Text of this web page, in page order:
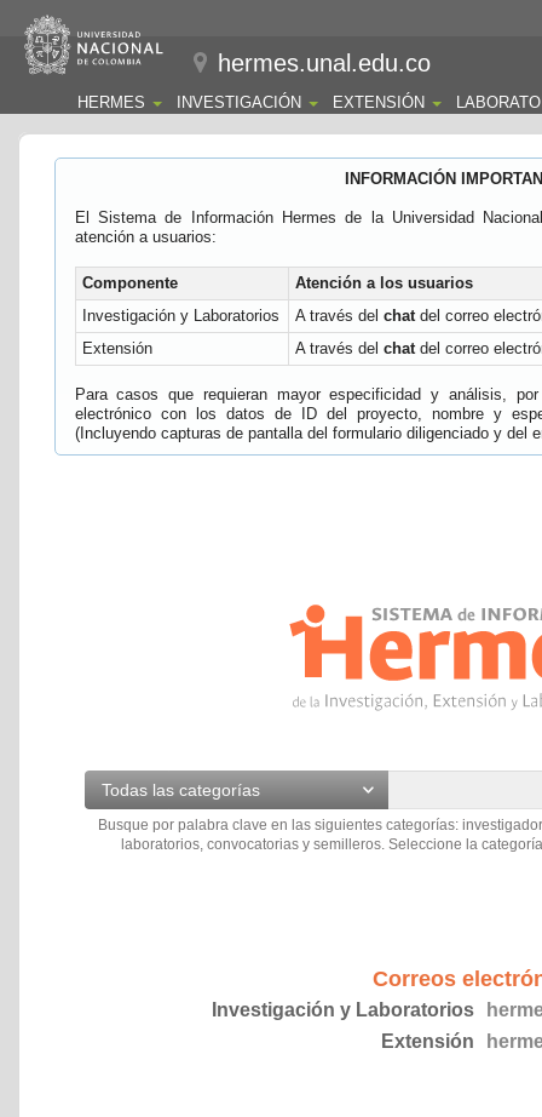
hermes.unal.edu.co
HERMES INVESTIGACIÓN EXTENSIÓN
INFORMACIÓN
El Sistema de Información Hermes de la Universidad
atención a usuarios:
Componente
Atención a los usuarios
Investigación y Laboratorios
A través del chatdel correo
Extensión
A través del chatdel correo
Para casos que requieran mayor especificidad y análisis,
electrónico con los datos de ID del proyecto, nombre y
(Incluyendo capturas de pantalla del formulario diligenciado y del
Todas las categorías
Busque por palabra clave en las siguientes categorías:
laboratorios, convocatorias y semilleros. Seleccione la
Correos
Investigación y Laboratorios
Extensión